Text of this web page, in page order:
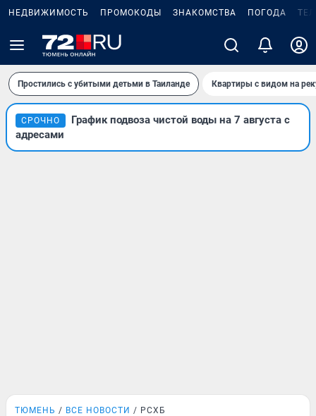
НЕДВИЖИМОСТЬ ПРОМОКОДЫ ЗНАКОМСТВА ПОГОДА
Простились с убитыми детьми в Таиланде Квартиры с видом на
СРОЧНО
График подвоза чистой воды на 7 августа с
адресами
ТЮМЕНЬ ВСЕ НОВОСТИ РСХБ